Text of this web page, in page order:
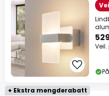
Veil.
+ Ekstra mengderabatt